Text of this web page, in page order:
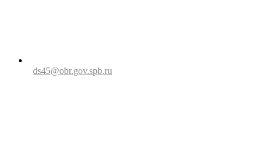
ds45@obr.gov.spb.ru